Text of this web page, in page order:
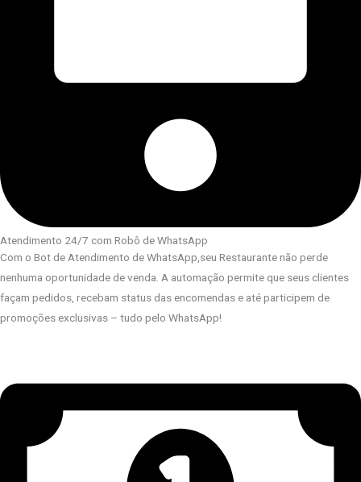
Atendimento 24/7 com Robô de WhatsApp
Com o Bot de Atendimento de WhatsApp,seu Restaurante não perde
nenhuma oportunidade de venda. A automação permite que seus clientes
façam pedidos, recebam status das encomendas e até participem de
promoções exclusivas – tudo pelo WhatsApp!